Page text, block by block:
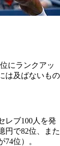
にランクアッ
は及ばないもの
レブ100人を発
円で82位、また
位）。